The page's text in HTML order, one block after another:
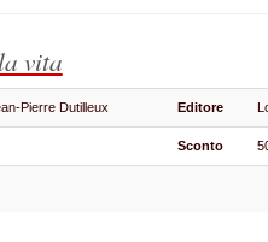
vita
Pierre Dutilleux Editore
Sconto